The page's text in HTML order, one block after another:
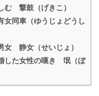
む 撃鼓（げきこ）
同車（ゆうじょどうし
女 静女（せいじょ）
した女性の嘆き 氓（ぼ